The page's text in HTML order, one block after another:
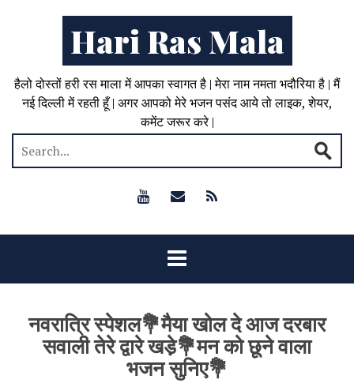
Hari Ras Mala
हैलो दोस्तों हरी रस माला में आपका स्वागत है | मेरा नाम नमता भदौरिया है | मैं
नई दिल्ली में रहती हूँ | अगर आपको मेरे भजन पसंद आये तो लाइक, शेयर,
कमेंट जरूर करे |
नवरात्रि स्पेशल💐मैया खोल दे आज दरबार
सवाली तेरे द्वारे खडे़💐मन को छूने वाला
भजन सुनिए💐